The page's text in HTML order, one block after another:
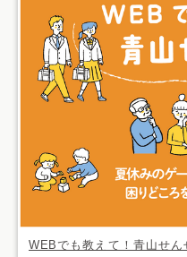
WEBでも教えて！青山せ